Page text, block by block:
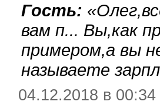
Гость: «
вам п... Вы,как
примером,а вы
называете
04.12.2018 в 00:34